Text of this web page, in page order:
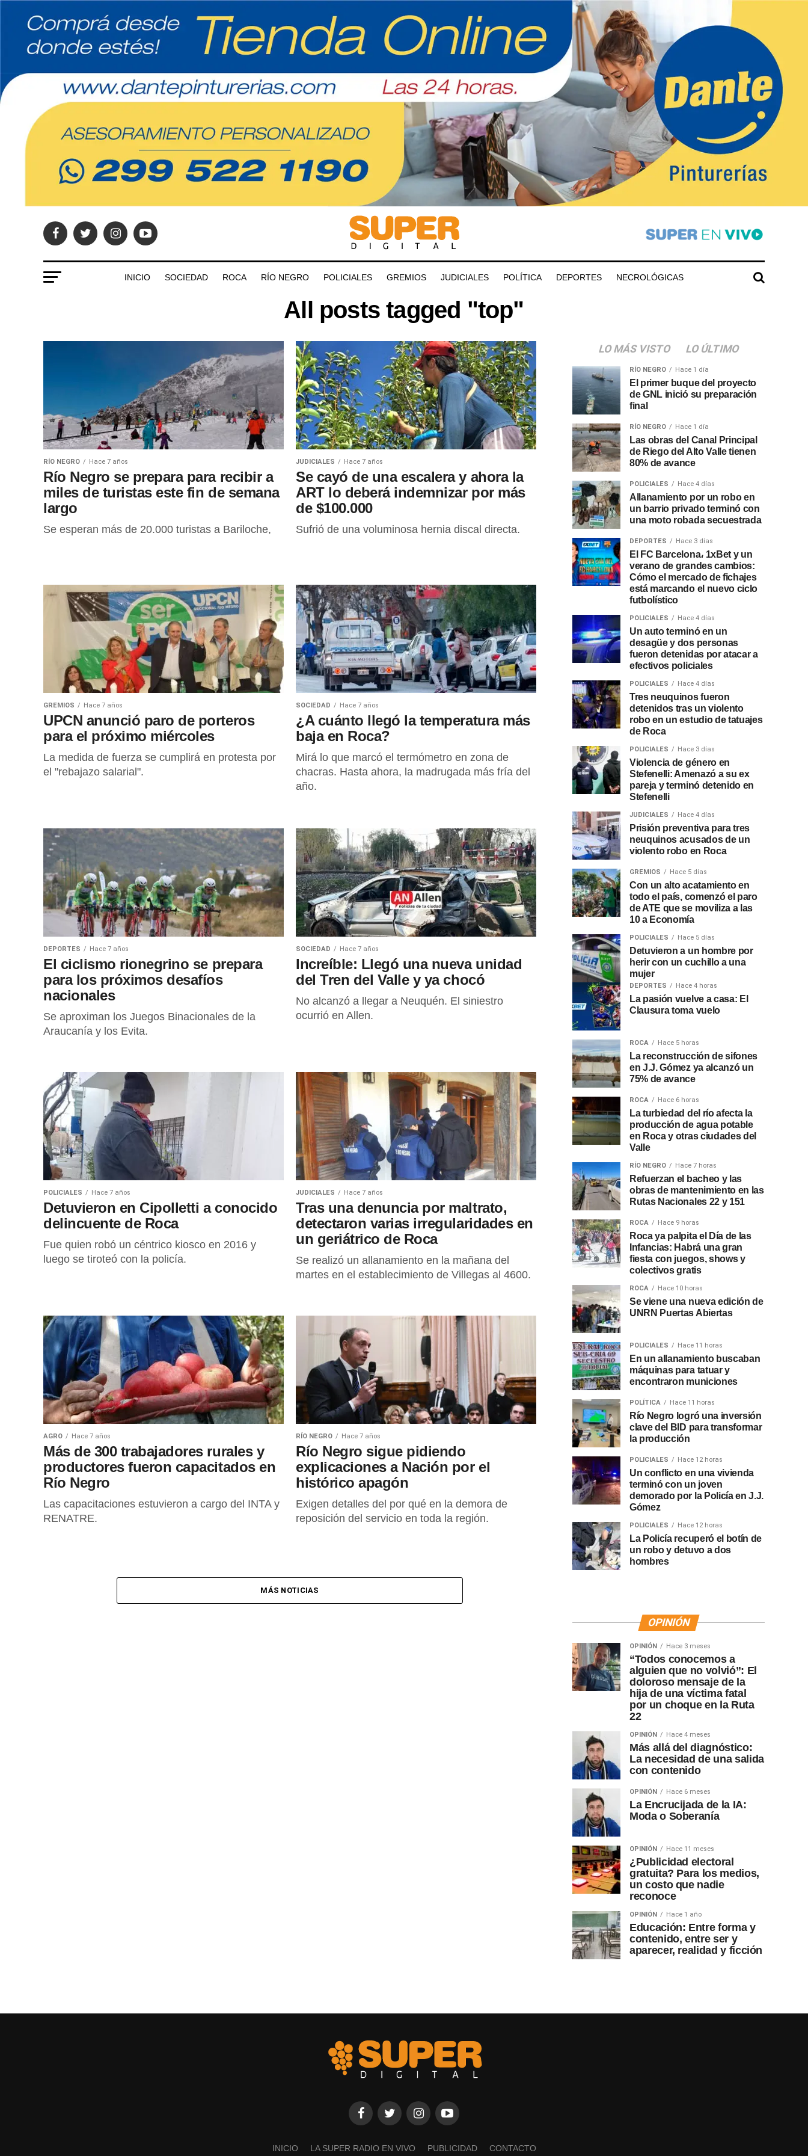
INICIO SOCIEDAD ROCA RÍO NEGRO POLICIALES GREMIOS JUDICIALES POLÍTICA DEPORTES NECROLÓGICAS
All posts tagged "top"
RÍO NEGRO Hace 7 años
Río Negro se prepara para recibir a
miles de turistas este fin de semana
largo
Se esperan más de 20.000 turistas a Bariloche,
JUDICIALES Hace 7 años
Se cayó de una escalera y ahora la
ART lo deberá indemnizar por más
de $100.000
Sufrió de una voluminosa hernia discal directa.
GREMIOS Hace 7 años
UPCN anunció paro de porteros
para el próximo miércoles
La medida de fuerza se cumplirá en protesta por
el "rebajazo salarial".
SOCIEDAD Hace 7 años
¿A cuánto llegó la temperatura más
baja en Roca?
Mirá lo que marcó el termómetro en zona de
chacras. Hasta ahora, la madrugada más fría del
año.
DEPORTES Hace 7 años
El ciclismo rionegrino se prepara
para los próximos desafíos
nacionales
Se aproximan los Juegos Binacionales de la
Araucanía y los Evita.
SOCIEDAD Hace 7 años
Increíble: Llegó una nueva unidad
del Tren del Valle y ya chocó
No alcanzó a llegar a Neuquén. El siniestro
ocurrió en Allen.
POLICIALES Hace 7 años
Detuvieron en Cipolletti a conocido
delincuente de Roca
Fue quien robó un céntrico kiosco en 2016 y
luego se tiroteó con la policía.
JUDICIALES Hace 7 años
Tras una denuncia por maltrato,
detectaron varias irregularidades en
un geriátrico de Roca
Se realizó un allanamiento en la mañana del
martes en el establecimiento de Villegas al 4600.
AGRO Hace 7 años
Más de 300 trabajadores rurales y
productores fueron capacitados en
Río Negro
Las capacitaciones estuvieron a cargo del INTA y
RENATRE.
RÍO NEGRO Hace 7 años
Río Negro sigue pidiendo
explicaciones a Nación por el
histórico apagón
Exigen detalles del por qué en la demora de
reposición del servicio en toda la región.
MÁS NOTICIAS
LO MÁS VISTO LO ÚLTIMO
RÍO NEGRO Hace 1 día
El primer buque del proyecto
de GNL inició su preparación
final
RÍO NEGRO Hace 1 día
Las obras del Canal Principal
de Riego del Alto Valle tienen
80% de avance
POLICIALES Hace 4 días
Allanamiento por un robo en
un barrio privado terminó con
una moto robada secuestrada
DEPORTES Hace 3 días
El FC Barcelona، 1xBet y un
verano de grandes cambios:
Cómo el mercado de fichajes
está marcando el nuevo ciclo
futbolístico
POLICIALES Hace 4 días
Un auto terminó en un
desagüe y dos personas
fueron detenidas por atacar a
efectivos policiales
POLICIALES Hace 4 días
Tres neuquinos fueron
detenidos tras un violento
robo en un estudio de tatuajes
de Roca
POLICIALES Hace 3 días
Violencia de género en
Stefenelli: Amenazó a su ex
pareja y terminó detenido en
Stefenelli
JUDICIALES Hace 4 días
Prisión preventiva para tres
neuquinos acusados de un
violento robo en Roca
GREMIOS Hace 5 días
Con un alto acatamiento en
todo el país, comenzó el paro
de ATE que se moviliza a las
10 a Economía
POLICIALES Hace 5 días
Detuvieron a un hombre por
herir con un cuchillo a una
mujer
DEPORTES Hace 4 horas
La pasión vuelve a casa: El
Clausura toma vuelo
ROCA Hace 5 horas
La reconstrucción de sifones
en J.J. Gómez ya alcanzó un
75% de avance
ROCA Hace 6 horas
La turbiedad del río afecta la
producción de agua potable
en Roca y otras ciudades del
Valle
RÍO NEGRO Hace 7 horas
Refuerzan el bacheo y las
obras de mantenimiento en las
Rutas Nacionales 22 y 151
ROCA Hace 9 horas
Roca ya palpita el Día de las
Infancias: Habrá una gran
fiesta con juegos, shows y
colectivos gratis
ROCA Hace 10 horas
Se viene una nueva edición de
UNRN Puertas Abiertas
POLICIALES Hace 11 horas
En un allanamiento buscaban
máquinas para tatuar y
encontraron municiones
POLÍTICA Hace 11 horas
Río Negro logró una inversión
clave del BID para transformar
la producción
POLICIALES Hace 12 horas
Un conflicto en una vivienda
terminó con un joven
demorado por la Policía en J.J.
Gómez
POLICIALES Hace 12 horas
La Policía recuperó el botín de
un robo y detuvo a dos
hombres
OPINIÓN
OPINIÓN Hace 3 meses
“Todos conocemos a
alguien que no volvió”: El
doloroso mensaje de la
hija de una víctima fatal
por un choque en la Ruta
22
OPINIÓN Hace 4 meses
Más allá del diagnóstico:
La necesidad de una salida
con contenido
OPINIÓN Hace 6 meses
La Encrucijada de la IA:
Moda o Soberanía
OPINIÓN Hace 11 meses
¿Publicidad electoral
gratuita? Para los medios,
un costo que nadie
reconoce
OPINIÓN Hace 1 año
Educación: Entre forma y
contenido, entre ser y
aparecer, realidad y ficción
INICIO LA SUPER RADIO EN VIVO PUBLICIDAD CONTACTO